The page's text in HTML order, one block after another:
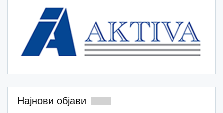
Најнови објави